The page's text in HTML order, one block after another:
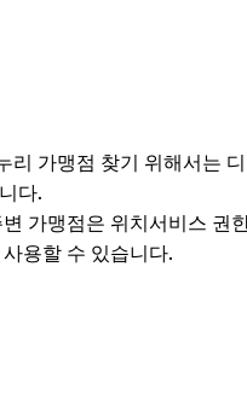
리 가맹점 찾기 위해서는
다.
가맹점은 위치서비스 권
용할 수 있습니다.